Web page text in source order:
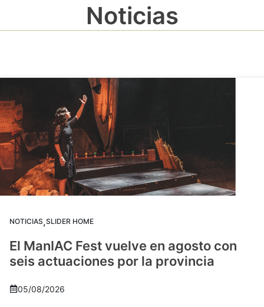
Noticias
NOTICIAS,SLIDER HOME
El ManIAC Fest vuelve en agosto con
seis actuaciones por la provincia
05/08/2026